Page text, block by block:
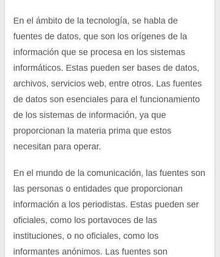
En el ámbito de la tecnología, se habla de
fuentes de datos, que son los orígenes de la
información que se procesa en los sistemas
informáticos. Estas pueden ser bases de datos,
archivos, servicios web, entre otros. Las fuentes
de datos son esenciales para el funcionamiento
de los sistemas de información, ya que
proporcionan la materia prima que estos
necesitan para operar.
En el mundo de la comunicación, las fuentes son
las personas o entidades que proporcionan
información a los periodistas. Estas pueden ser
oficiales, como los portavoces de las
instituciones, o no oficiales, como los
informantes anónimos. Las fuentes son